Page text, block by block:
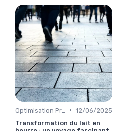
• 12/06/2025
Transformation du lait en